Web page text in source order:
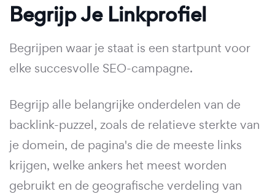
Begrijp Je Linkprofiel
Begrijpen waar je staat is een startpunt voor
elke succesvolle SEO-campagne.
Begrijp alle belangrijke onderdelen van de
backlink-puzzel, zoals de relatieve sterkte van
je domein, de pagina's die de meeste links
krijgen, welke ankers het meest worden
gebruikt en de geografische verdeling van